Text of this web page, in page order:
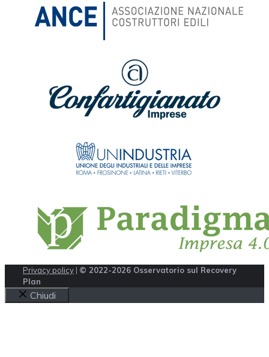
Privacy policy | © 2022-2026 Osservatorio sul Recovery
Plan
Chiudi